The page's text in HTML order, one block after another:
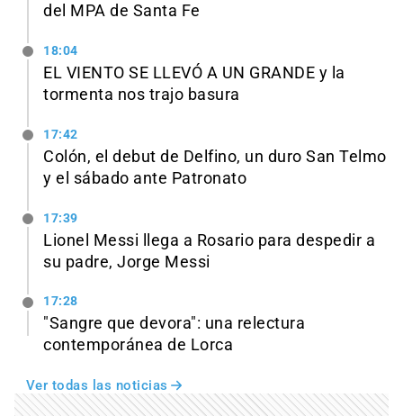
del MPA de Santa Fe
18:04
EL VIENTO SE LLEVÓ A UN GRANDE y la
tormenta nos trajo basura
17:42
Colón, el debut de Delfino, un duro San Telmo
y el sábado ante Patronato
17:39
Lionel Messi llega a Rosario para despedir a
su padre, Jorge Messi
17:28
"Sangre que devora": una relectura
contemporánea de Lorca
Ver todas las noticias